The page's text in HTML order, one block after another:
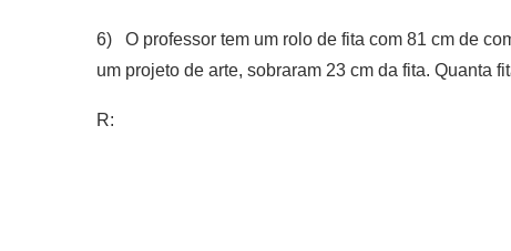
6) O professor tem um rolo de fita com 81 cm de
um projeto de arte, sobraram 23 cm da fita. Quanta
R: